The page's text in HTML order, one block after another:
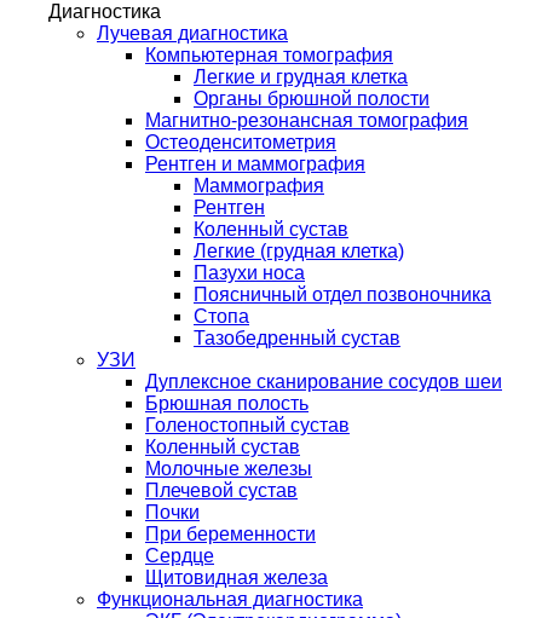
Диагностика
Лучевая диагностика
Компьютерная томография
Легкие и грудная клетка
Органы брюшной полости
Магнитно-резонансная томография
Остеоденситометрия
Рентген и маммография
Маммография
Рентген
Коленный сустав
Легкие (грудная клетка)
Пазухи носа
Поясничный отдел позвоночника
Стопа
Тазобедренный сустав
УЗИ
Дуплексное сканирование сосудов шеи
Брюшная полость
Голеностопный сустав
Коленный сустав
Молочные железы
Плечевой сустав
Почки
При беременности
Сердце
Щитовидная железа
Функциональная диагностика